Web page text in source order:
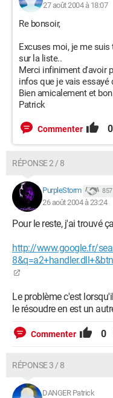
27 août 2004 à 18:07
Re bonsoir,
Excuses moi, je me
sur la liste..
Merci infiniment d'avoir
infos que je vais essayé
Bien amicalement et bon
Patrick
Commenter 0
RÉPONSE 2 / 8
PurpleStorm 857
26 août 2004 à 23:24
Pour le reste, j'ai trouvé
http://www.google.fr/
Le problème c'est
le résoudre en est un
Commenter 0
RÉPONSE 3 / 8
DANGER Patrick